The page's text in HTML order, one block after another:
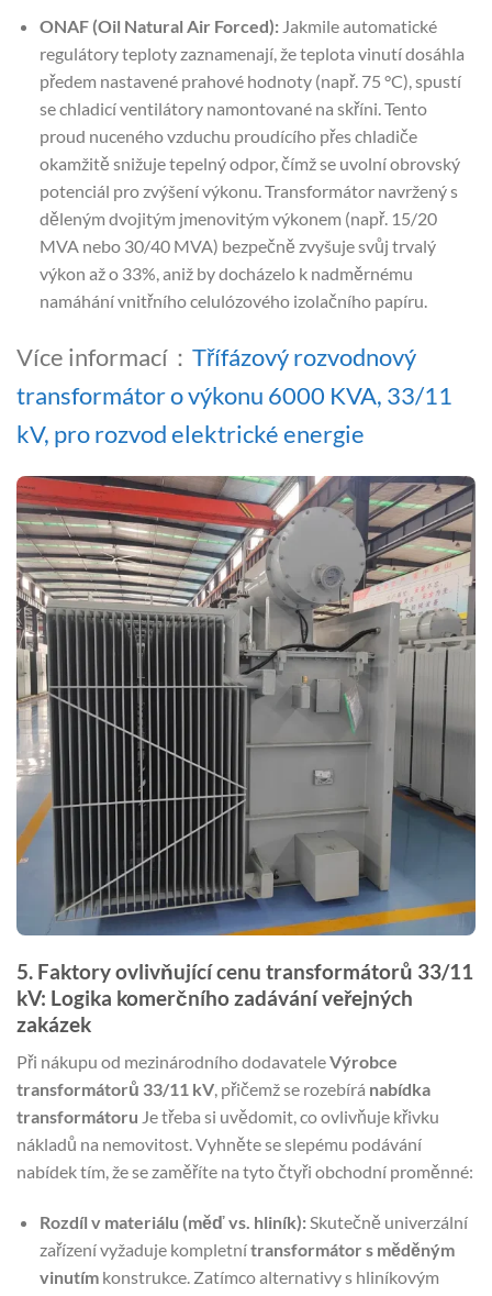
ONAF (Oil Natural Air Forced):Jakmile automatické
regulátory teploty zaznamenají, že teplota vinutí dosáhla
předem nastavené prahové hodnoty (např. 75 °C), spustí
se chladicí ventilátory namontované na skříni. Tento
proud nuceného vzduchu proudícího přes chladiče
okamžitě snižuje tepelný odpor, čímž se uvolní obrovský
potenciál pro zvýšení výkonu. Transformátor navržený s
děleným dvojitým jmenovitým výkonem (např. 15/20
MVA nebo 30/40 MVA) bezpečně zvyšuje svůj trvalý
výkon až o 33%, aniž by docházelo k nadměrnému
namáhání vnitřního celulózového izolačního papíru.
Více informací： Třífázový rozvodnový
transformátor o výkonu 6000 KVA, 33/11
kV, pro rozvod elektrické energie
5. Faktory ovlivňující cenu transformátorů 33/11
kV: Logika komerčního zadávání veřejných
zakázek
Při nákupu od mezinárodního dodavateleVýrobce
transformátorů 33/11 kV, přičemž se rozebírá nabídka
transformátoru Je třeba si uvědomit, co ovlivňuje křivku
nákladů na nemovitost. Vyhněte se slepému podávání
nabídek tím, že se zaměříte na tyto čtyři obchodní proměnné:
Rozdíl v materiálu (měď vs. hliník):Skutečně univerzální
zařízení vyžaduje kompletnítransformátor s měděným
vinutímkonstrukce. Zatímco alternativy s hliníkovým